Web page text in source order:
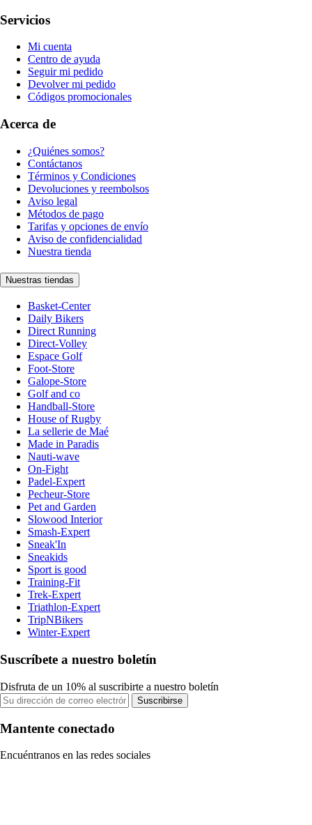
Servicios
Mi cuenta
Centro de ayuda
Seguir mi pedido
Devolver mi pedido
Códigos promocionales
Acerca de
¿Quiénes somos?
Contáctanos
Términos y Condiciones
Devoluciones y reembolsos
Aviso legal
Métodos de pago
Tarifas y opciones de envío
Aviso de confidencialidad
Nuestra tienda
Nuestras tiendas
Basket-Center
Daily Bikers
Direct Running
Direct-Volley
Espace Golf
Foot-Store
Galope-Store
Golf and co
Handball-Store
House of Rugby
La sellerie de Maé
Made in Paradis
Nauti-wave
On-Fight
Padel-Expert
Pecheur-Store
Pet and Garden
Slowood Interior
Smash-Expert
Sneak'In
Sneakids
Sport is good
Training-Fit
Trek-Expert
Triathlon-Expert
TripNBikers
Winter-Expert
Suscríbete a nuestro boletín
Disfruta de un 10% al suscribirte a nuestro boletín
Suscribirse
Mantente conectado
Encuéntranos en las redes sociales